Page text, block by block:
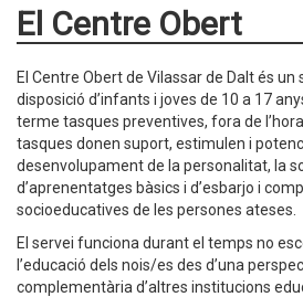
El Centre Obert
El Centre Obert de Vilassar de Dalt és un
disposició d’infants i joves de 10 a 17
terme tasques preventives, fora de
tasques donen suport, estimulen i
desenvolupament de la personalitat, la
d’aprenentatges bàsics i d’esbarjo i
socioeducatives de les persones ateses.
El servei funciona durant el temps no
l’educació dels nois/es des d’una
complementària d’altres institucions